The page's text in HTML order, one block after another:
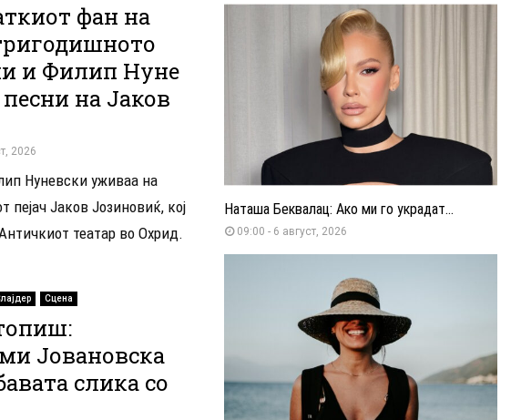
фан на
и Филип Нуне
на Јаков
2026
Нуневски уживаа на
пејач Јаков Јозиновиќ, кој
театар во Охрид.
Сцена
Јовановска
слика со
Наташа Беквалац: Ако ми го украдат...
09:00 - 6 август, 2026